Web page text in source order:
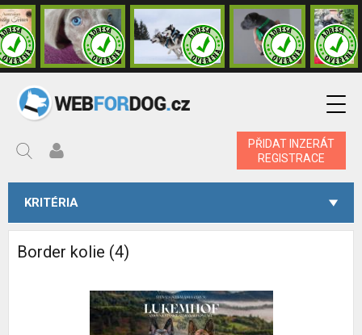
PŘIDAT INZERÁT
REGISTRACE
KRITÉRIA
Border kolie (4)